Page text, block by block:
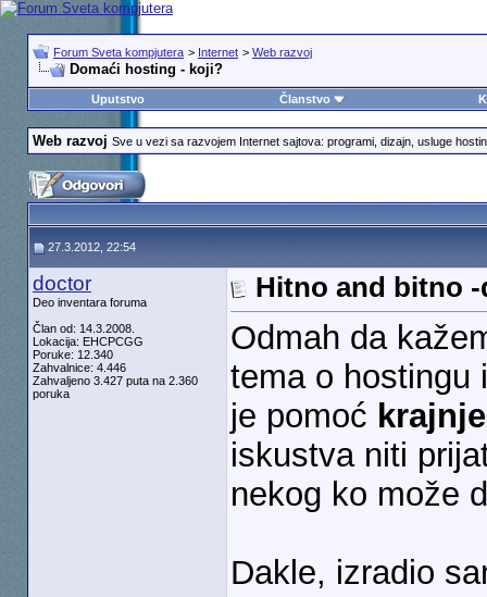
Forum Sveta kompjutera > Internet > Web razvoj
Domaći hosting - koji?
Uputstvo Članstvo
Web razvoj Sve u vezi sa razvojem Internet sajtova: programi, dizajn, usluge
27.3.2012, 22:54
doctor
Deo inventara foruma
Član od: 14.3.2008.
Lokacija: EHCPCGG
Poruke: 12.340
Zahvalnice: 4.446
Zahvaljeno 3.427 puta na 2.360
poruka
Hitno and bitno
Odmah da
tema o hostingu
je pomoć
iskustva niti
nekog ko može
Dakle, izradio